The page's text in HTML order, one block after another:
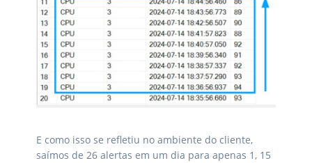
E como isso se refletiu no ambiente do cliente,
saímos de 26 alertas em um dia para apenas 1, 15